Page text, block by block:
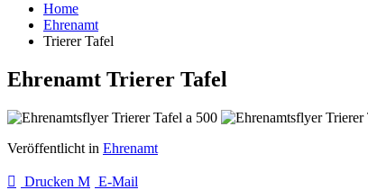
Home
Ehrenamt
Trierer Tafel
Ehrenamt Trierer Tafel
Veröffentlicht in Ehrenamt
Drucken E-Mail